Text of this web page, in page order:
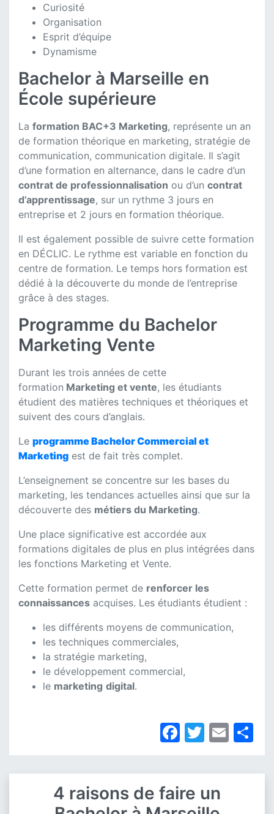
Curiosité
Organisation
Esprit d’équipe
Dynamisme
Bachelor à Marseille en
École supérieure
La formation BAC+3 Marketing, représente un an
de formation théorique en marketing, stratégie de
communication, communication digitale. Il s’agit
d’une formation en alternance, dans le cadre d’un
contrat de professionnalisation ou d’un contrat
d’apprentissage, sur un rythme 3 jours en
entreprise et 2 jours en formation théorique.
Il est également possible de suivre cette formation
en DÉCLIC. Le rythme est variable en fonction du
centre de formation. Le temps hors formation est
dédié à la découverte du monde de l’entreprise
grâce à des stages.
Programme du Bachelor
Marketing Vente
Durant les trois années de cette
formation Marketing et vente, les étudiants
étudient des matières techniques et théoriques et
suivent des cours d’anglais.
Le programme Bachelor Commercial et
Marketing est de fait très complet.
L’enseignement se concentre sur les bases du
marketing, les tendances actuelles ainsi que sur la
découverte des métiers du Marketing.
Une place significative est accordée aux
formations digitales de plus en plus intégrées dans
les fonctions Marketing et Vente.
Cette formation permet de renforcer les
connaissances acquises. Les étudiants étudient :
les différents moyens de communication,
les techniques commerciales,
la stratégie marketing,
le développement commercial,
le marketing digital.
Facebook
Twitter
4 raisons de faire un